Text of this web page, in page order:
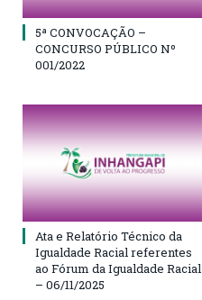
5ª CONVOCAÇÃO –
CONCURSO PÚBLICO Nº
001/2022
Ata e Relatório Técnico da
Igualdade Racial referentes
ao Fórum da Igualdade Racial
– 06/11/2025